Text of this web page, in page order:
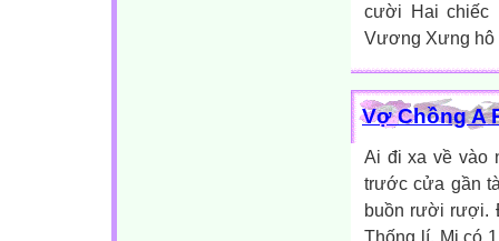
cười Hai chiếc
Vương Xưng hô
Vợ Chồng A
Ai đi xa về vào
trước cửa gần
buồn rười rượi.
Thống lí. Mị có